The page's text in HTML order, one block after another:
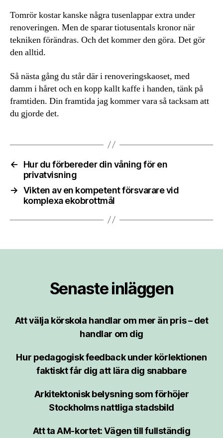
Tomrör kostar kanske några tusenlappar extra under
renoveringen. Men de sparar tiotusentals kronor när
tekniken förändras. Och det kommer den göra. Det gör
den alltid.
Så nästa gång du står där i renoveringskaoset, med
damm i håret och en kopp kallt kaffe i handen, tänk på
framtiden. Din framtida jag kommer vara så tacksam att
du gjorde det.
←
Hur du förbereder din våning för en
privatvisning
→ Vikten av en kompetent försvarare vid
komplexa ekobrottmål
Senaste inläggen
Att välja körskola handlar om mer än pris – det
handlar om dig
Hur pedagogisk feedback under körlektionen
faktiskt får dig att lära dig snabbare
Arkitektonisk belysning som förhöjer
Stockholms nattliga stadsbild
Att ta AM-kortet: Vägen till fullständig